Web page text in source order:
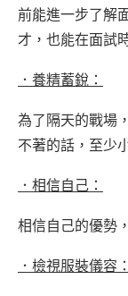
前能進一步了解
才，也能在面試
．養精蓄銳：
為了隔天的戰場
不著的話，至少
．相信自己：
相信自己的優勢
．檢視服裝儀容：